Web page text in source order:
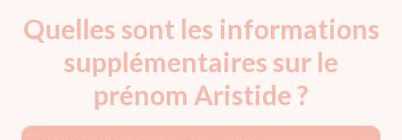
Quelles sont les informations
supplémentaires sur le
prénom Aristide ?